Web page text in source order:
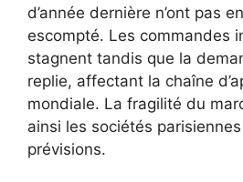
d’année dernière n’ont pas
escompté. Les commandes
stagnent tandis que la
replie, affectant la chaîne
mondiale. La fragilité du
ainsi les sociétés
prévisions.